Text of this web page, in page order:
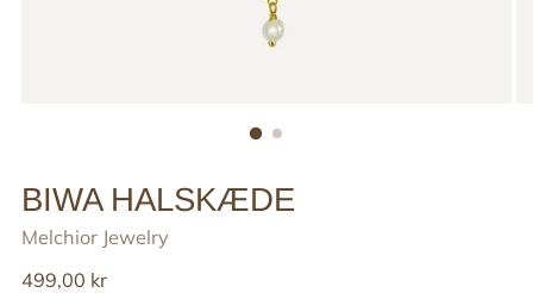
BIWA HALSKÆDE
Melchior Jewelry
Reguler
499,00 kr